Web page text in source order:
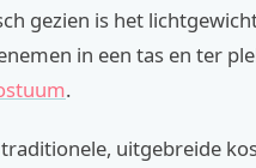
gezien is het
in een tas en ter
.
uitgebreide